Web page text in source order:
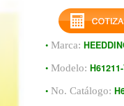
•Marca:
•Modelo:
•No. Catálogo: